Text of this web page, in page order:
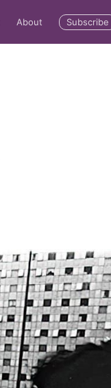
About Subscribe